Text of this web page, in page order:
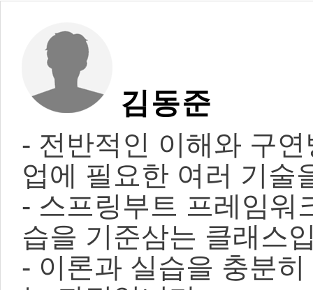
김동준
- 전반적인 이해와 구
업에 필요한 여러 기술
- 스프링부트 프레임워
습을 기준삼는 클래스
- 이론과 실습을 충분